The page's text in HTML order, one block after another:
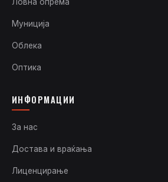
Муниција
Облека
Оптика
ИНФОРМАЦИИ
За нас
Достава и враќања
Лиценцирање